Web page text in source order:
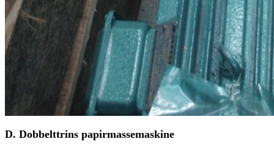
D. Dobbelttrins papirmassemaskine